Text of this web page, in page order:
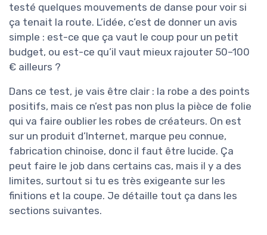
testé quelques mouvements de danse pour voir si
ça tenait la route. L’idée, c’est de donner un avis
simple : est-ce que ça vaut le coup pour un petit
budget, ou est-ce qu’il vaut mieux rajouter 50–100
€ ailleurs ?
Dans ce test, je vais être clair : la robe a des points
positifs, mais ce n’est pas non plus la pièce de folie
qui va faire oublier les robes de créateurs. On est
sur un produit d’Internet, marque peu connue,
fabrication chinoise, donc il faut être lucide. Ça
peut faire le job dans certains cas, mais il y a des
limites, surtout si tu es très exigeante sur les
finitions et la coupe. Je détaille tout ça dans les
sections suivantes.